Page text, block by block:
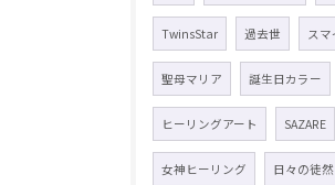
TwinsStar 過去世 ス
聖母マリア 誕生日カラー
ヒーリングアート SAZARE
女神ヒーリング 日々の徒然